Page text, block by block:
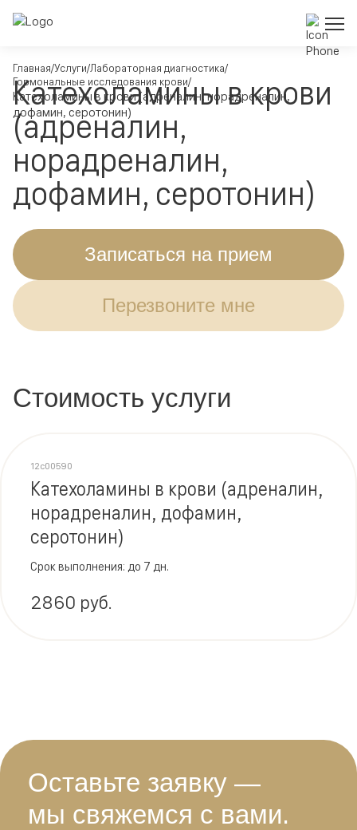
Главная Услуги Лабораторная диагностика
Гормональные исследования крови
Катехоламины в крови (адреналин, норадреналин,
дофамин, серотонин)
Катехоламины в крови
(адреналин,
норадреналин,
дофамин, серотонин)
Записаться на прием
Перезвоните мне
Стоимость услуги
Катехоламины в крови (адреналин,
норадреналин, дофамин,
серотонин)
12c00590
2860 руб.
Срок выполнения: до 7 дн.
Оставьте заявку —
мы свяжемся с вами.